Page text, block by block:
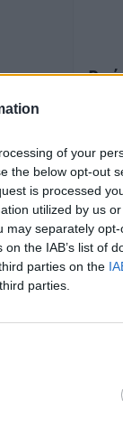
of your
the below opt-out
is processed
utilized by us
may separately
the IAB’s list of
parties on the
parties.
στην
με
η
22:17
η